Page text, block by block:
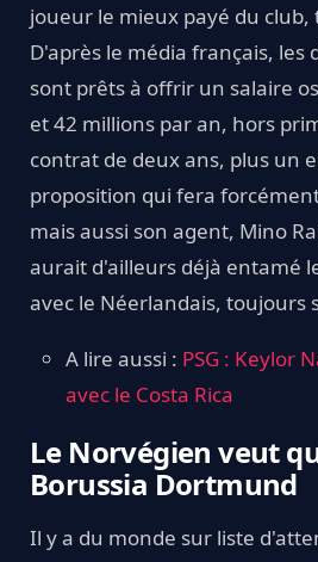
joueur le mieux payé du
D'après le média français, les
sont prêts à offrir un salaire
et 42 millions par an, hors
contrat de deux ans, plus un
proposition qui fera
mais aussi son agent, Mino
aurait d'ailleurs déjà entamé
avec le Néerlandais, toujours
A lire aussi : PSG : Keylor
avec le Costa Rica
Le Norvégien veut
Borussia Dortmund
Il y a du monde sur liste